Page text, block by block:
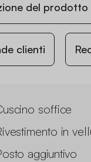
del prodotto
clienti
soffice
in
aggiuntivo